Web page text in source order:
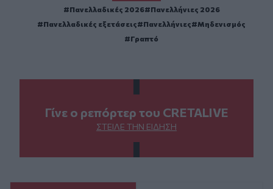
Πανελλαδικές 2026
Πανελλήνιες 2026
Πανελλαδικές εξετάσεις
Πανελλήνιες
Μηδενισμός
Γραπτό
Γίνε ο ρεπόρτερ του CRETALIVE
ΣΤΕΊΛΕ ΤΗΝ ΕΊΔΗΣΗ